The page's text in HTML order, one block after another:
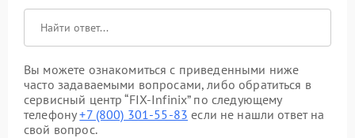
Вы можете ознакомиться с приведенными ниже
часто задаваемыми вопросами, либо обратиться в
сервисный центр “FIX-Infinix” по следующему
телефону+7 (800) 301-55-83 если не нашли ответ на
свой вопрос.